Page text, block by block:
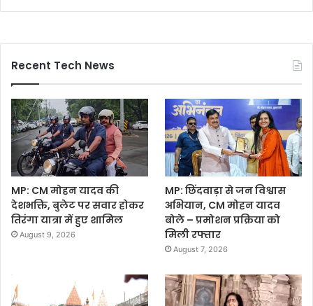
Recent Tech News
MP: CM मोहन यादव की
देशभक्ति, बुलेट पर सवार होकर
तिरंगा यात्रा में हुए शामिल
August 9, 2026
MP: छिंदवाड़ा से जन विश्वास
अभियान, CM मोहन यादव
बोले – प्रमोशन प्रक्रिया को
मिली रफ्तार
August 7, 2026